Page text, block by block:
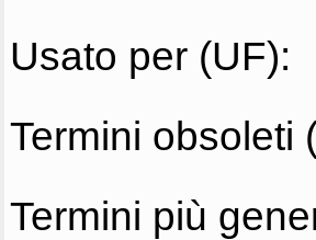
Usato per (UF):
Termini obsoleti
Termini più